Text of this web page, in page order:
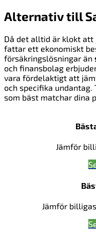
Alternativ till
Då det alltid är klokt
fattar ett ekonomiskt
försäkringslösningar än
och finansbolag
vara fördelaktigt att
och specifika
som bäst matchar dina
Jämför
Jämför